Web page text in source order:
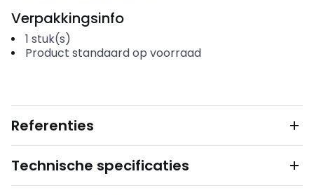
Verpakkingsinfo
1 stuk(s)
Product standaard op voorraad
Referenties
Technische specificaties